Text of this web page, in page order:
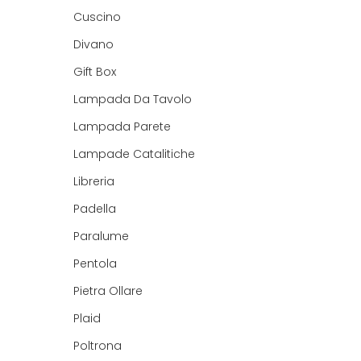
Cuscino
Divano
Gift Box
Lampada Da Tavolo
Lampada Parete
Lampade Catalitiche
Libreria
Padella
Paralume
Pentola
Pietra Ollare
Plaid
Poltrona